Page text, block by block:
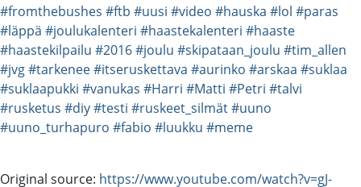
#fromthebushes #ftb #uusi #video #hauska #lol #paras
#läppä #joulukalenteri #haastekalenteri #haaste
#haastekilpailu #2016#joulu #skipataan_joulu #tim_allen
#jvg#tarkenee#itseruskettava #aurinko #arskaa #suklaa
#suklaapukki #vanukas #Harri #Matti #Petri #talvi
#rusketus #diy#testi #ruskeet_silmät#uuno
#uuno_turhapuro #fabio #luukku #meme
Original source: https://www.youtube.com/watch?v=gJ-